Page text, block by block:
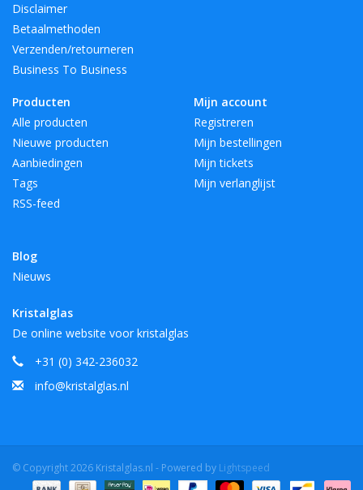
Disclaimer
Betaalmethoden
Verzenden/retourneren
Business To Business
Producten
Alle producten
Nieuwe producten
Aanbiedingen
Tags
RSS-feed
Blog
Nieuws
Mijn account
Registreren
Mijn bestellingen
Mijn tickets
Mijn verlanglijst
Kristalglas
De online website voor kristalglas
+31 (0) 342-236032
info@kristalglas.nl
© Copyright 2026 Kristalglas.nl - Powered by Lightspeed